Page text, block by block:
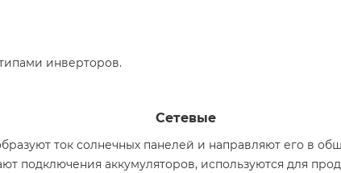
инверторов.
Сетевые
ток солнечных панелей и направляют его в
подключения аккумуляторов, используются для